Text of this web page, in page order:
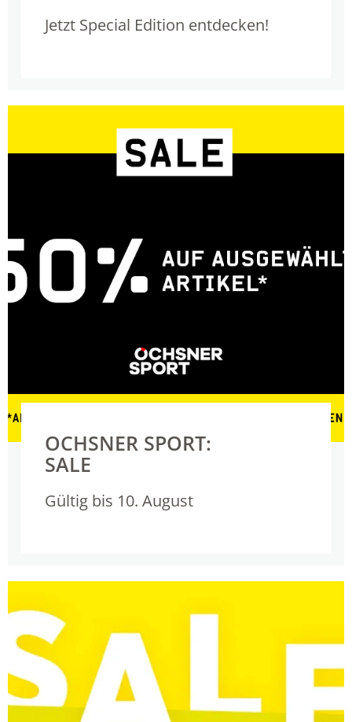
Jetzt Special Edition entdecken!
OCHSNER SPORT:
SALE
Gültig bis 10. August